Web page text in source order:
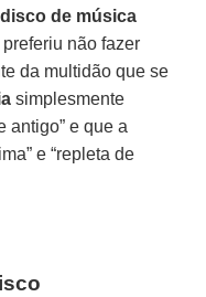
disco de música
não fazer
da multidão que se
simplesmente
antigo” e que a
e “repleta de